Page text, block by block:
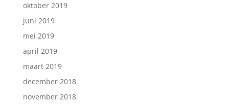
oktober 2019
juni 2019
mei 2019
april 2019
maart 2019
december 2018
november 2018